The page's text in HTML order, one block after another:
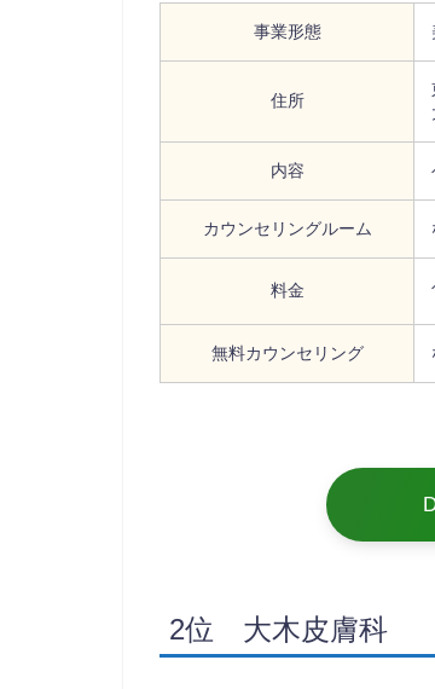
事業形態
住所
内容
カウンセリングルーム
料金
無料カウンセリング
2位 大木皮膚科